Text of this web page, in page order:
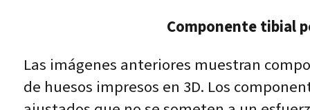
Componente tibial
Las imágenes anteriores muestran
de huesos impresos en 3D. Los